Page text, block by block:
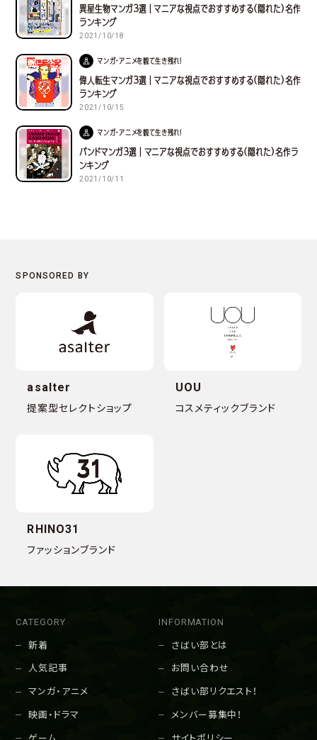
異星生物マンガ３選｜マニアな視点でおすすめする(隠れた)名作
ランキング
2021/10/18
マンガ・アニメを観て生き残れ！
偉人転生マンガ３選｜マニアな視点でおすすめする(隠れた)名作
ランキング
2021/10/15
マンガ・アニメを観て生き残れ！
バンドマンガ３選｜マニアな視点でおすすめする(隠れた)名作ラ
ンキング
2021/10/11
asalter
提案型セレクトショップ
UOU
コスメティックブランド
RHINO31
ファッションブランド
CATEGORY
新着
人気記事
マンガ・アニメ
映画・ドラマ
INFORMATION
さばい部とは
お問い合わせ
さばい部リクエスト！
メンバー募集中！